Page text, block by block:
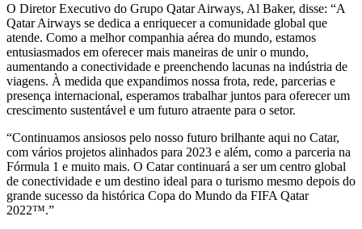
O Diretor Executivo do Grupo Qatar Airways, Al Baker, disse: “A
Qatar Airways se dedica a enriquecer a comunidade global que
atende. Como a melhor companhia aérea do mundo, estamos
entusiasmados em oferecer mais maneiras de unir o mundo,
aumentando a conectividade e preenchendo lacunas na indústria de
viagens. À medida que expandimos nossa frota, rede, parcerias e
presença internacional, esperamos trabalhar juntos para oferecer um
crescimento sustentável e um futuro atraente para o setor.
“Continuamos ansiosos pelo nosso futuro brilhante aqui no Catar,
com vários projetos alinhados para 2023 e além, como a parceria na
Fórmula 1 e muito mais. O Catar continuará a ser um centro global
de conectividade e um destino ideal para o turismo mesmo depois do
grande sucesso da histórica Copa do Mundo da FIFA Qatar
2022™.”